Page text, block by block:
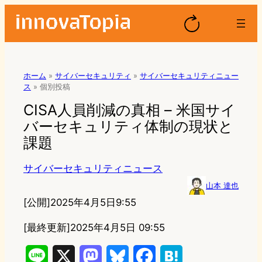
ホーム » サイバーセキュリティ » サイバーセキュリティニュー
ス » 個別投稿
CISA人員削減の真相 – 米国サイ
バーセキュリティ体制の現状と
課題
サイバーセキュリティニュース
山本 達也
[公開]2025年4月5日9:55
[最終更新]2025年4月5日 09:55